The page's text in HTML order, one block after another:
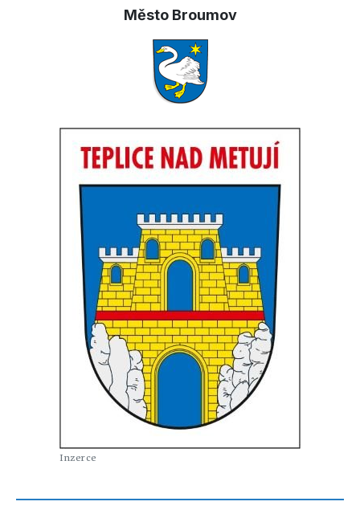
Město Broumov